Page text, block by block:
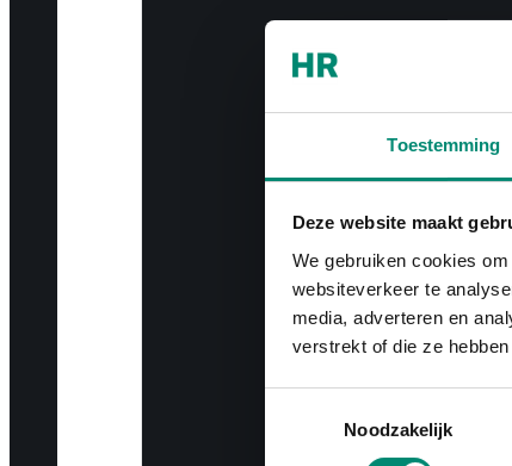
Toestemming
Deze website maakt
We gebruiken cookies
websiteverkeer te
media, adverteren en
verstrekt of die ze
Noodzakelijk